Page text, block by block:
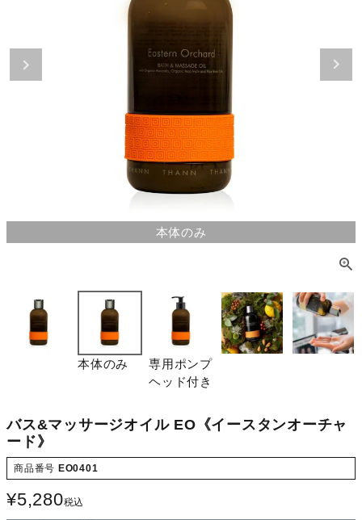
本体のみ
本体のみ
専用ポンプ
ヘッド付き
バス&マッサージオイル EO《イースタンオーチャ
ード》
商品番号 EO0401
¥5,280税込